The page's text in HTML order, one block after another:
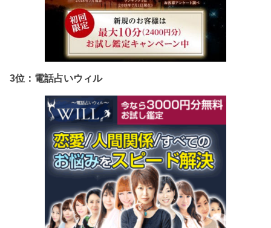
3位：電話占いウィル